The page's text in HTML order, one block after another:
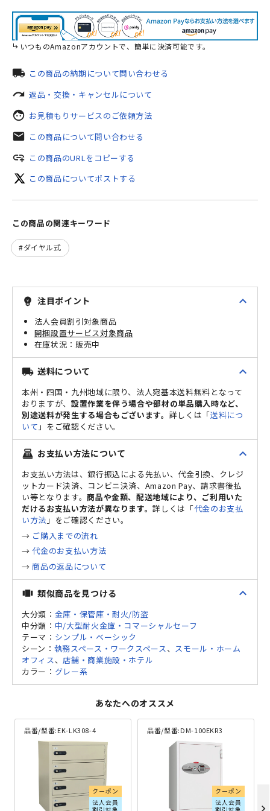
いつものAmazonアカウントで、簡単に決済可能です。
local_shipping この商品の納期について問い合わせる
redo 返品・交換・キャンセルについて
face お見積もりサービスのご依頼方法
mail この商品について問い合わせる
add_link この商品のURLをコピーする
この商品についてポストする
この商品の関連キーワード
ダイヤル式
emoji_objects 注目ポイント expand_less
法人会員割引対象商品
開梱設置サービス対象商品
販売中
local_shipping 送料について expand_less
本州・四国・九州地域に限り、法人宛基本送料無料となって
おりますが、 設置作業を伴う場合や部材の単品購入時など、
別途送料が発生する場合もございます。 詳しくは「送料につ
いて 」をご確認ください。
point_of_sale お支払い方法について expand_less
お支払い方法は、銀行振込による先払い、代金引換、クレジ
ットカード決済、コンビニ決済、Amazon Pay、請求書後払
い等となります。商品や金額、配送地域により、ご利用いた
だけるお支払い方法が異なります。詳しくは「代金のお支払
い方法 」をご確認ください。
→ ご購入までの流れ
→代金のお支払い方法
→ 商品の返品について
view_carousel 類似商品を見つける expand_less
大分類： 金庫・保管庫・耐火/防盗
中分類： 中/大型耐火金庫・コマーシャルセーフ
テーマ： シンプル・ベーシック
シーン： 執務スペース・ワークスペース 、 スモール・ホーム
オフィス 、 店舗・商業施設・ホテル
カラー： グレー系
あなたへのオススメ
品番/型番:EK-LK308-4
クーポン
法人会員
品番/型番:DM-100EKR3
クーポン
法人会員